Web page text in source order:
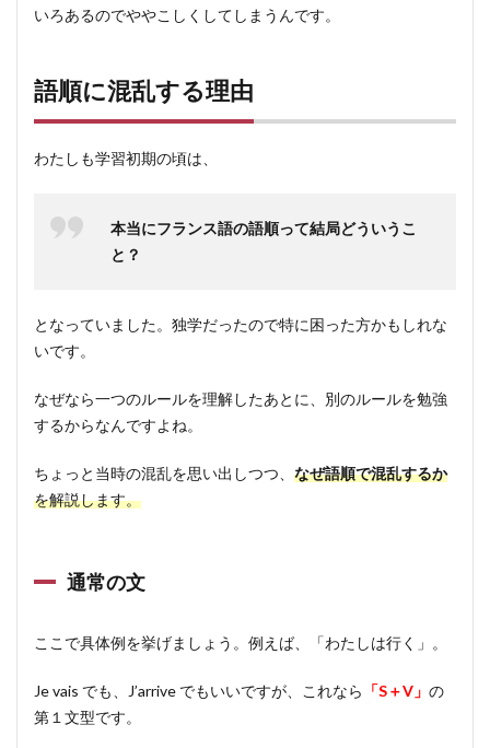
いろあるのでややこしくしてしまうんです。
語順に混乱する理由
わたしも学習初期の頃は、
本当にフランス語の語順って結局どういうこ
と？
となっていました。独学だったので特に困った方かもしれな
いです。
なぜなら一つのルールを理解したあとに、別のルールを勉強
するからなんですよね。
ちょっと当時の混乱を思い出しつつ、 なぜ語順で混乱するか
を解説します。
通常の文
ここで具体例を挙げましょう。例えば、「わたしは行く」。
Je vais でも、J’arrive でもいいですが、これなら 「S＋V」 の
第１文型です。